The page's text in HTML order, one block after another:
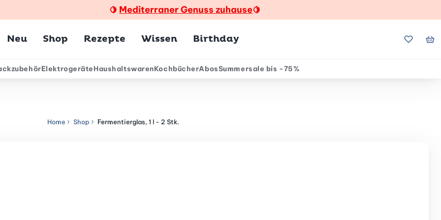
🍋 Mediterraner Genuss zuhause🍋
Neu Shop Rezepte Wissen Birthday Meine
ElektrogeräteHaushaltswarenKochbücherAbosSummersale bis -75%
Home Shop Fermentierglas, 1 l - 2 Stk.